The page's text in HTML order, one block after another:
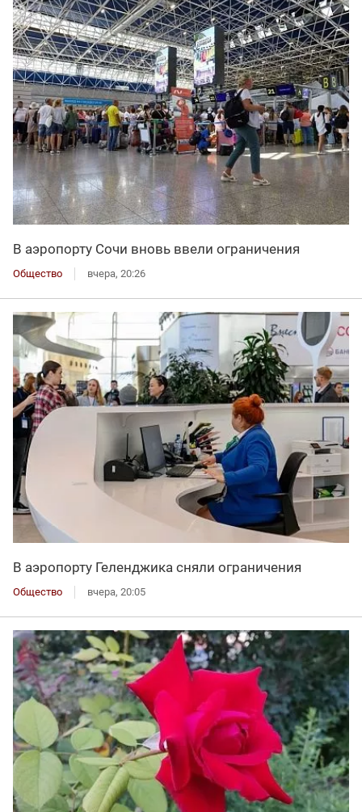
В аэропорту Сочи вновь ввели ограничения
Общество вчера, 20:26
В аэропорту Геленджика сняли ограничения
Общество вчера, 20:05